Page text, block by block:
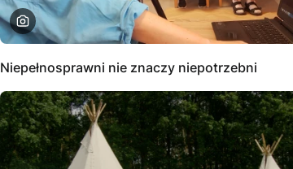
Niepełnosprawni nie znaczy niepotrzebni